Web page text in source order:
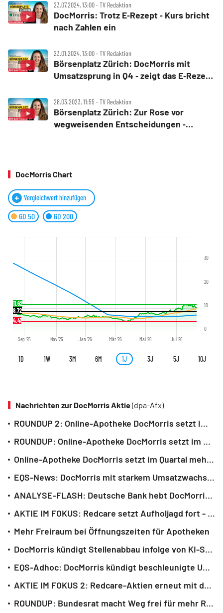
23.07.2024, 13:00 ‧ TV Redaktion
DocMorris: Trotz E‑Rezept ‑ Kurs bricht
nach Zahlen ein
23.01.2024, 13:00 ‧ TV Redaktion
Börsenplatz Zürich: DocMorris mit
Umsatzsprung in Q4 ‑ zeigt das E‑Rezept
28.03.2023, 11:55 ‧ TV Redaktion
Börsenplatz Zürich: Zur Rose vor
wegweisenden Entscheidungen ‑
DocMorris Chart
Vergleichwert hinzufügen
GD 50 GD 200
Sep '25 Nov '25 Jan '26 Mär '26 Mai '26 Jul '26
0
10
20
30
8,72
4,41
11,62
1D 1W 3M 6M 1J 3J 5J 10J
Nachrichten zur DocMorris Aktie(dpa-Afx)
ROUNDUP 2: Online-Apotheke DocMorris setzt im Quartal mehr um als erwartet
ROUNDUP: Online-Apotheke DocMorris setzt im Quartal mehr um als erwartet
Online-Apotheke DocMorris setzt im Quartal mehr um als erwartet
EQS-News: DocMorris mit starkem Umsatzwachstum von 15% im zweiten Quartal; Rx wächst um 46% und Digital Services um 80% (deutsch)
ANALYSE-FLASH: Deutsche Bank hebt DocMorris auf 'Buy' und Ziel auf 11,5 Franken
AKTIE IM FOKUS: Redcare setzt Aufholjagd fort - Kurs seit März locker verdoppelt
Mehr Freiraum bei Öffnungszeiten für Apotheken
DocMorris kündigt Stellenabbau infolge von KI-Strategie an
EQS-Adhoc: DocMorris kündigt beschleunigte Umsetzung der «AI-First»-Strategie an; positiver Kosteneffekt von mindestens CHF 15 Mio. pro Jahr (deutsch)
AKTIE IM FOKUS 2: Redcare-Aktien erneut mit deutlichem Kurssprung
ROUNDUP: Bundesrat macht Weg frei für mehr Rente und Apothekenreform